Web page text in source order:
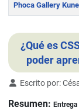
Phoca Gallery
¿Qué es
poder
Detalles
Escrito por:
Resumen: Entrega